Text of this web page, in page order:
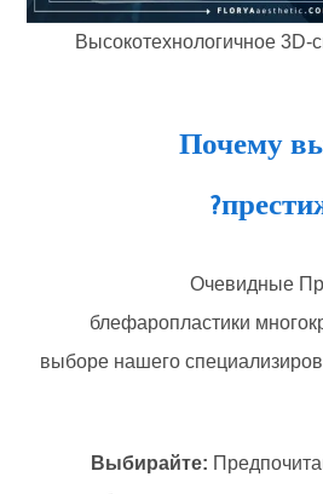
Высокотехнологичное 3D-
Почему
Очевидные
блефаропластики
выборе нашего
Выбирайте: